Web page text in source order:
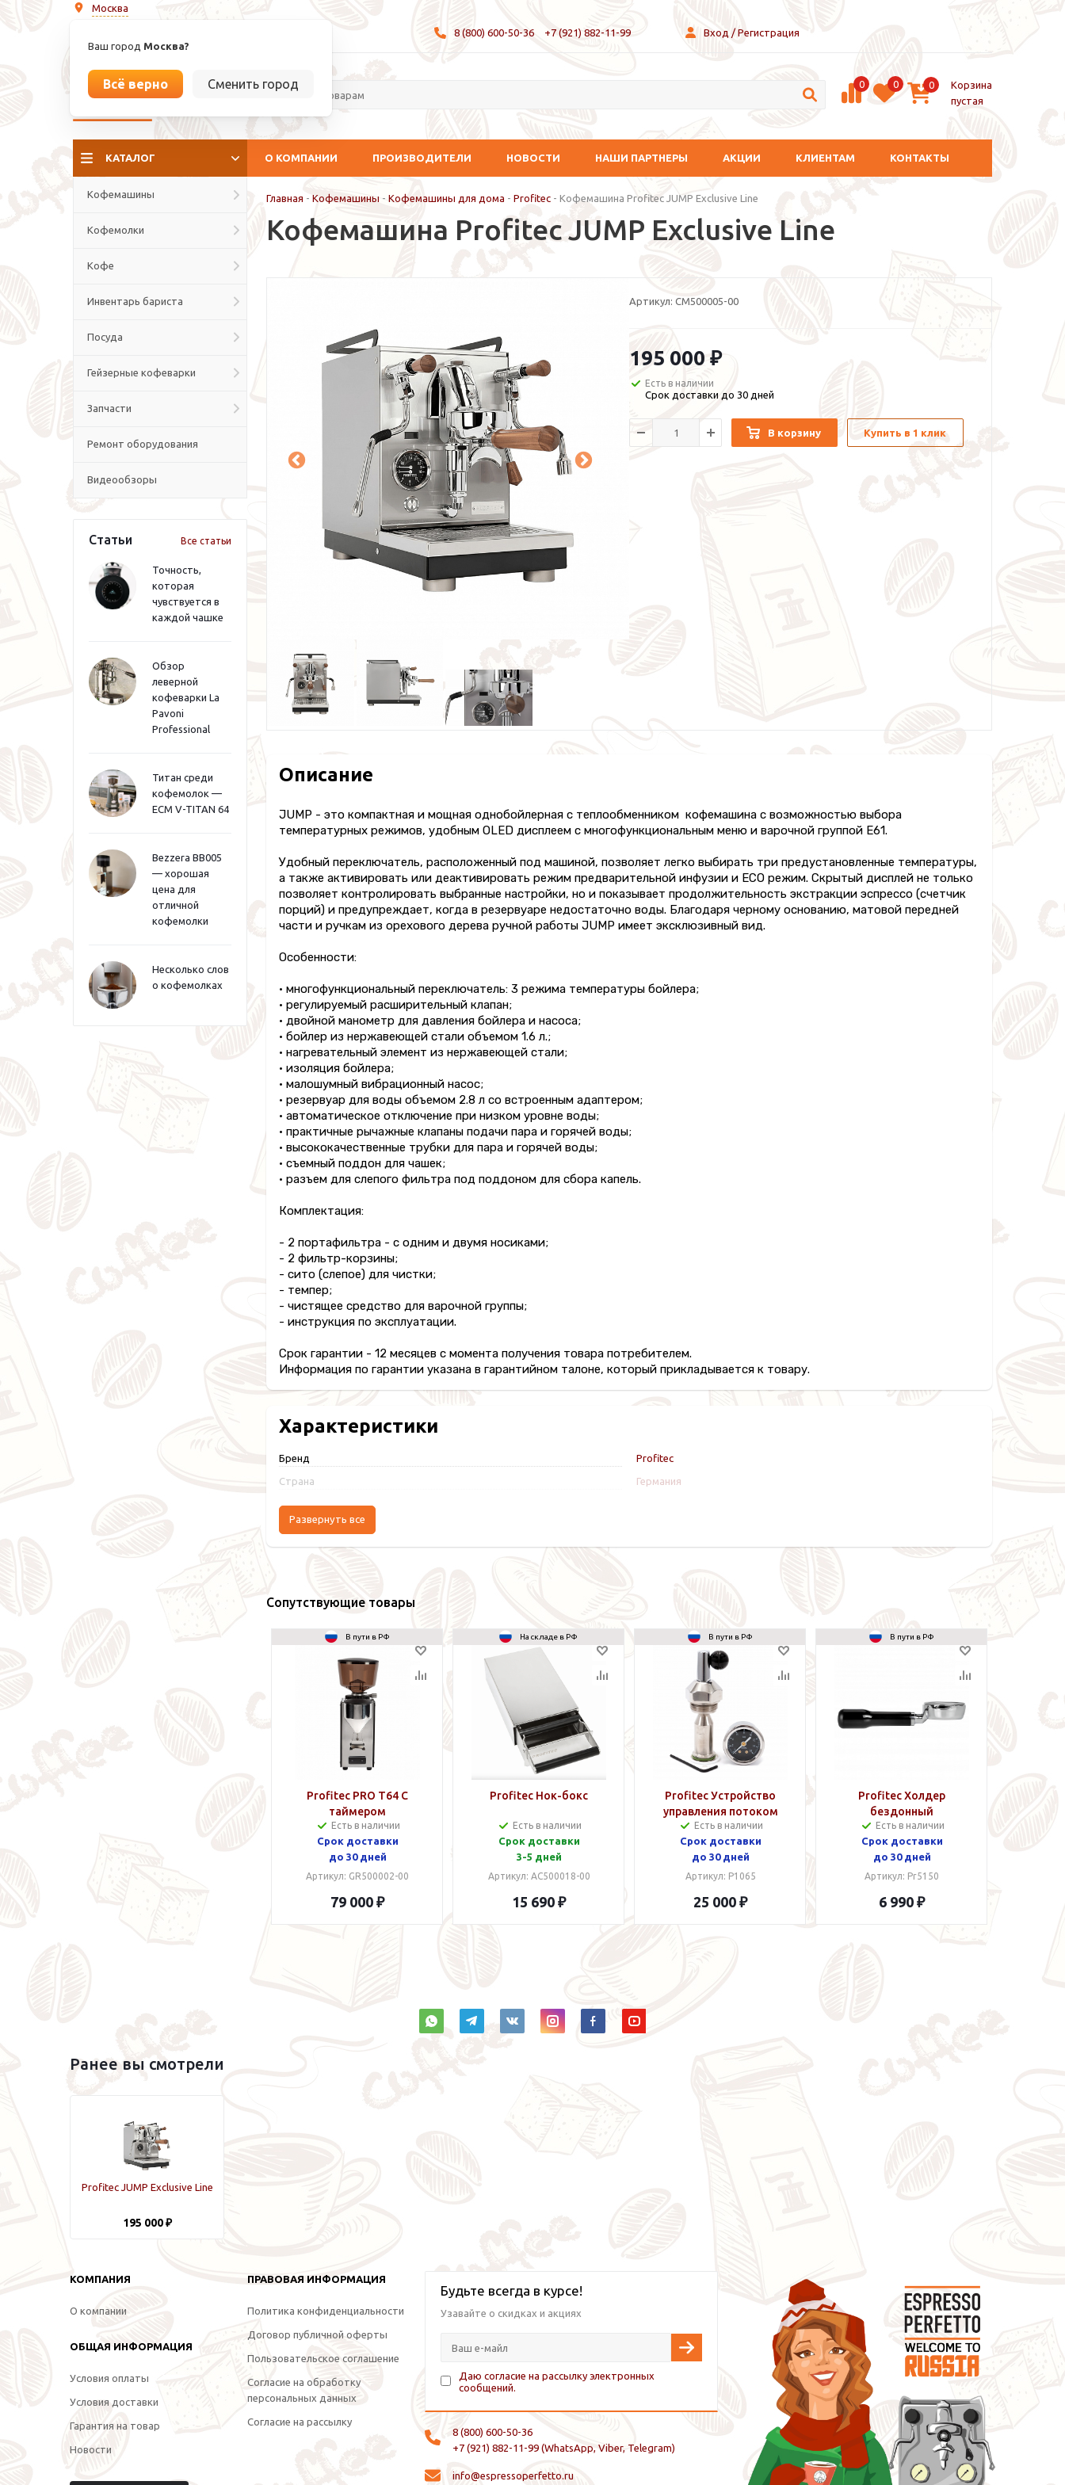
Москва
Ваш город Москва?
Всё верно Сменить город
8 (800) 600-50-36 +7 (921) 882-11-99 Вход / Регистрация
La culture del caffé 0 0 0
Корзина
пустая
КАТАЛОГ О КОМПАНИИ ПРОИЗВОДИТЕЛИ НОВОСТИ НАШИ ПАРТНЕРЫ АКЦИИ КЛИЕНТАМ КОНТАКТЫ
Кофемашины
Кофемолки
Кофе
Инвентарь бариста
Посуда
Гейзерные кофеварки
Запчасти
Ремонт оборудования
Видеообзоры
Статьи Все статьи
Точность,
которая
чувствуется в
каждой чашке
Обзор
леверной
кофеварки La
Pavoni
Professional
Титан среди
кофемолок —
ECM V-TITAN 64
Bezzera BB005
— хорошая
цена для
отличной
кофемолки
Несколько слов
о кофемолках
Главная - Кофемашины - Кофемашины для дома - Profitec - Кофемашина Profitec JUMP Exclusive Line
Кофемашина Profitec JUMP Exclusive Line
Артикул: CM500005-00
195 000 ₽
Есть в наличии
Срок доставки до 30 дней
В корзину Купить в 1 клик
Описание
JUMP - это компактная и мощная однобойлерная с теплообменником кофемашина с возможностью выбора
температурных режимов, удобным OLED дисплеем с многофункциональным меню и варочной группой Е61.
Удобный переключатель, расположенный под машиной, позволяет легко выбирать три предустановленные температуры,
а также активировать или деактивировать режим предварительной инфузии и ECO режим. Скрытый дисплей не только
позволяет контролировать выбранные настройки, но и показывает продолжительность экстракции эспрессо (счетчик
порций) и предупреждает, когда в резервуаре недостаточно воды. Благодаря черному основанию, матовой передней
части и ручкам из орехового дерева ручной работы JUMP имеет эксклюзивный вид.
Особенности:
• многофункциональный переключатель: 3 режима температуры бойлера;
• регулируемый расширительный клапан;
• двойной манометр для давления бойлера и насоса;
• бойлер из нержавеющей стали объемом 1.6 л.;
• нагревательный элемент из нержавеющей стали;
• изоляция бойлера;
• малошумный вибрационный насос;
• резервуар для воды объемом 2.8 л со встроенным адаптером;
• автоматическое отключение при низком уровне воды;
• практичные рычажные клапаны подачи пара и горячей воды;
• высококачественные трубки для пара и горячей воды;
• съемный поддон для чашек;
• разъем для слепого фильтра под поддоном для сбора капель.
Комплектация:
- 2 портафильтра - с одним и двумя носиками;
- 2 фильтр-корзины;
- сито (слепое) для чистки;
- темпер;
- чистящее средство для варочной группы;
- инструкция по эксплуатации.
Срок гарантии - 12 месяцев с момента получения товара потребителем.
Информация по гарантии указана в гарантийном талоне, который прикладывается к товару.
Характеристики
Бренд Profitec
Страна Германия
Развернуть все
Сопутствующие товары
В пути в РФ
Profitec PRO T64 C
таймером
Есть в наличии
Срок доставки
до 30 дней
Артикул: GR500002-00
79 000 ₽
На складе в РФ
Profitec Нок-бокс
Есть в наличии
Срок доставки
3-5 дней
Артикул: AC500018-00
15 690 ₽
В пути в РФ
Profitec Устройство
управления потоком
группы Е61
Есть в наличии
Срок доставки
до 30 дней
Артикул: P1065
25 000 ₽
В пути в РФ
Profitec Холдер
бездонный
Есть в наличии
Срок доставки
до 30 дней
Артикул: Pr5150
6 990 ₽
Ранее вы смотрели
Profitec JUMP Exclusive Line
195 000 ₽
КОМПАНИЯ
О компании
ОБЩАЯ ИНФОРМАЦИЯ
Условия оплаты
Условия доставки
Гарантия на товар
Новости
ПРАВОВАЯ ИНФОРМАЦИЯ
Политика конфиденциальности
Договор публичной оферты
Пользовательское соглашение
Согласие на обработку
персональных данных
Согласие на рассылку
Будьте всегда в курсе!
Узавайте о скидках и акциях
Даю согласие на рассылку электронных
сообщений.
8 (800) 600-50-36
+7 (921) 882-11-99 (WhatsApp, Viber, Telegram)
info@espressoperfetto.ru